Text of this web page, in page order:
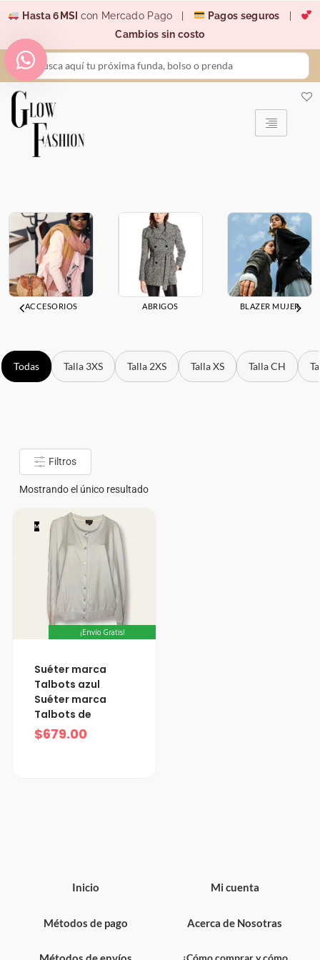
contenido
Hasta 6MSI con Mercado Pago | Pagos seguros
Cambios sin costo
Search
...
ACCESORIOS ABRIGOS BLAZER MUJER
Todas Talla 3XS Talla 2XS Talla XS Talla CH
Filtros
Mostrando el único resultado
M
¡Envío Gratis!
Suéter marca
Talbots azul
Suéter marca
Talbots de
$679.00
Inicio
Métodos de pago
Mi cuenta
Acerca de Nosotras
¿Cómo comprar y cómo